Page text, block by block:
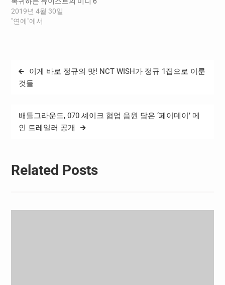
집 [Happily Ever After]가 차
지했다. 엔시티 127의 미니
로운 앨범 [Fancy You]가 4
위를 기록했다. 한편…
2019년 4월 30일
"연예"에서
글
탐
이게 바로 정규의 맛! NCT WISH가 정규 1집으로 이룬
것들
배틀그라운드, 070 셰이크 협업 음원 담은 ‘페이데이’ 메
인 트레일러 공개
Related Posts